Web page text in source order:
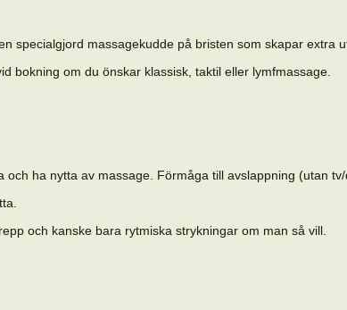
specialgjord massagekudde på bristen som skapar extra
bokning om du önskar klassisk, taktil eller lymfmassage.
ha nytta av massage. Förmåga till avslappning (utan
och kanske bara rytmiska strykningar om man så vill.